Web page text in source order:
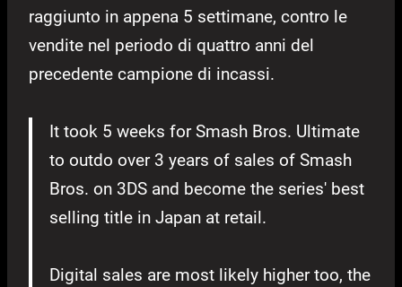
raggiunto in appena 5 settimane, contro le
vendite nel periodo di quattro anni del
precedente campione di incassi.
It took 5 weeks for Smash Bros. Ultimate
to outdo over 3 years of sales of Smash
Bros. on 3DS and become the series' best
selling title in Japan at retail.
Digital sales are most likely higher too, the